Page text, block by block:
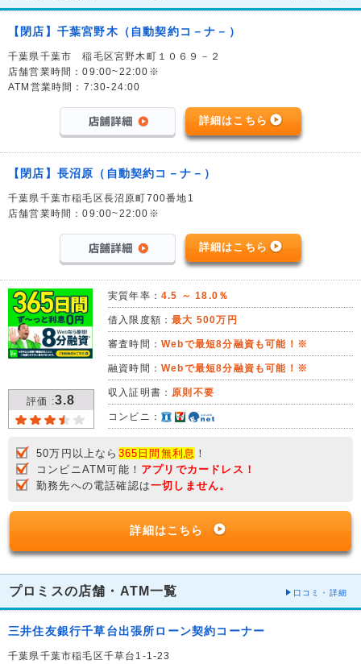
【閉店】千葉宮野木（自動契約コ－ナ－）
千葉県千葉市 稲毛区宮野木町１０６９－２
店舗営業時間：09:00~22:00※
ATM営業時間：7:30-24:00
詳細はこちら
【閉店】長沼原（自動契約コ－ナ－）
千葉県千葉市稲毛区長沼原町700番地1
店舗営業時間：09:00~22:00※
詳細はこちら
評価 :3.8
実質年率： 4.5 ～ 18.0％
借入限度額：最大 500万円
審査時間： Webで最短8分融資も可能！※
融資時間： Webで最短8分融資も可能！※
収入証明書： 原則不要
コンビニ：
50万円以上なら 365日間無利息 ！
コンビニATM可能！ アプリでカードレス！
勤務先への電話確認は一切しません。
詳細はこちら
プロミスの店舗・ATM一覧 口コミ・詳細
三井住友銀行千草台出張所ローン契約コーナー
千葉県千葉市稲毛区千草台1-1-23